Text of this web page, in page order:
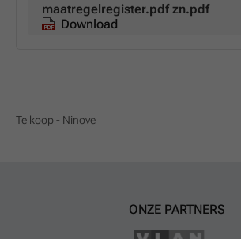
maatregelregister.pdf zn.pdf
Download
Te koop - Ninove
ONZE PARTNERS